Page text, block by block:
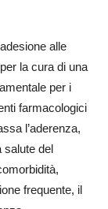
alle
la cura di una
per i
farmacologici
l’aderenza,
salute del
frequente, il